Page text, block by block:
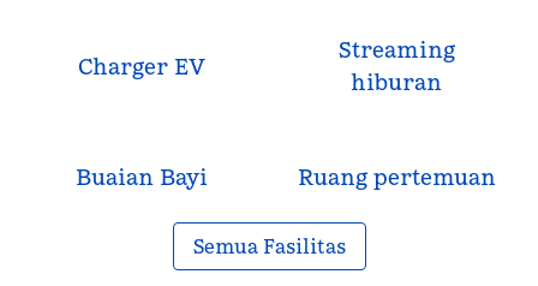
Charger EV
Streaming
hiburan
Buaian Bayi Ruang pertemuan
Semua Fasilitas